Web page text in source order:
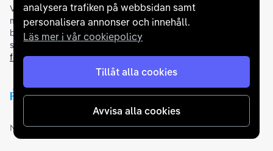
analysera trafiken på webbsidan samt
personalisera annonser och innehåll.
Läs mer i vår cookiepolicy
Tillåt alla cookies
Avvisa alla cookies
Vi samarbetar medflertalet banker för att erbjuda dig bästa
möjliga finansieringslösning och stödjer en rad olika
betalningsmetoder. För att du ska känna dig trygg vid ditt köp
samarbetar vi med Folksam och AutoConcept gällande
försäkringar och garantier.
Medlemskap och utmärkelser